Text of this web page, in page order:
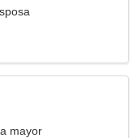
mayor